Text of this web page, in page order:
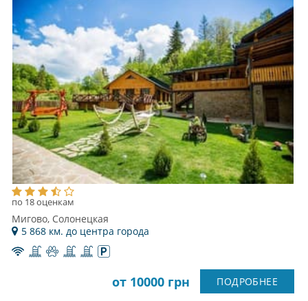
по 18 оценкам
Мигово, Солонецкая
5 868 км. до центра города
от 10000 грн ПОДРОБНЕЕ